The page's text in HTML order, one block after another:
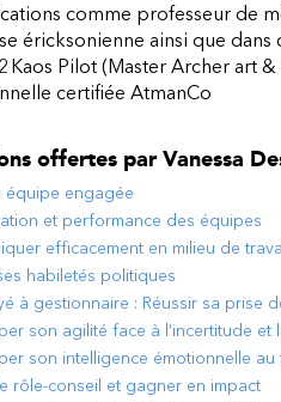
comme professeur de
éricksonienne ainsi que
Kaos Pilot (Master Archer art
certifiée AtmanCo
offertes par Vanessa
équipe engagée
et performance des équipes
efficacement en milieu de
habiletés politiques
à gestionnaire : Réussir sa prise
son agilité face à l’incertitude et
son intelligence émotionnelle au
rôle-conseil et gagner en impact